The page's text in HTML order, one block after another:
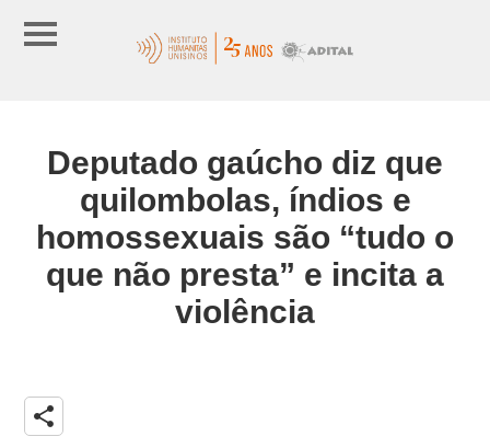
Deputado gaúcho diz que
quilombolas, índios e
homossexuais são “tudo o
que não presta” e incita a
violência
share